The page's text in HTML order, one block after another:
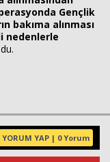
Gençlik
bakıma alınması
nedenlerle
YORUM YAP | 0 Yorum